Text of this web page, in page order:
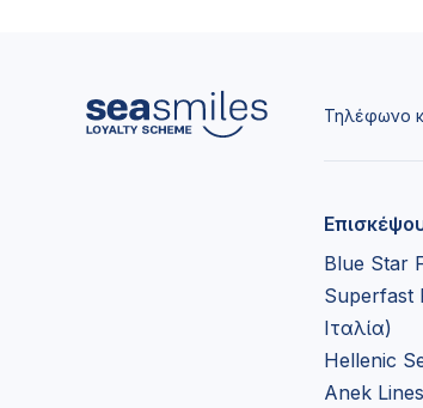
Τηλέφωνο
Blue Star
Superfast
Ιταλία)
Hellenic
Anek Lines